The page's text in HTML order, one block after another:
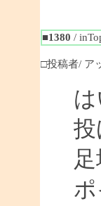
■1380 /
□投稿者/ ア